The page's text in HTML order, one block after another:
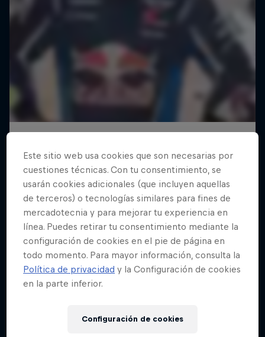
Días de dunas
Una mirada al interior de las carreras off-road
RALLY
Journey to Dakar
Follow Ford Performance on their journey to the
Dakar Rally 2025
1 Temporada · 4 episodios
Este sitio web usa cookies que son necesarias por
cuestiones técnicas. Con tu consentimiento, se
usarán cookies adicionales (que incluyen aquellas
de terceros) o tecnologías similares para fines de
mercadotecnia y para mejorar tu experiencia en
línea. Puedes retirar tu consentimiento mediante la
configuración de cookies en el pie de página en
todo momento. Para mayor información, consulta la
Política de privacidad y la Configuración de cookies
en la parte inferior.
Configuración de cookies